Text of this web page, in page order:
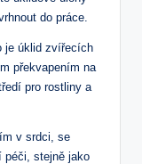
do práce.
je úklid zvířecích
překvapením na
pro rostliny a
v srdci, se
péči, stejně jako